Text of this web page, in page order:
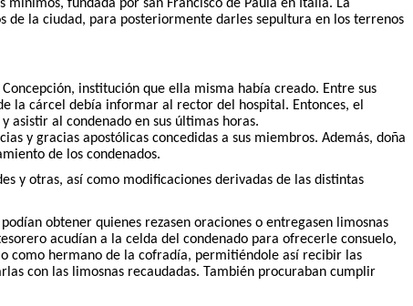
fundada por san Francisco de Paula en Italia. La
de la ciudad, para posteriormente darles sepultura en los terrenos
institución que ella misma había creado. Entre sus
la cárcel debía informar al rector del hospital. Entonces, el
asistir al condenado en sus últimas horas.
y gracias apostólicas concedidas a sus miembros. Además, doña
de los condenados.
y otras, así como modificaciones derivadas de las distintas
obtener quienes rezasen oraciones o entregasen limosnas
acudían a la celda del condenado para ofrecerle consuelo,
como hermano de la cofradía, permitiéndole así recibir las
con las limosnas recaudadas. También procuraban cumplir